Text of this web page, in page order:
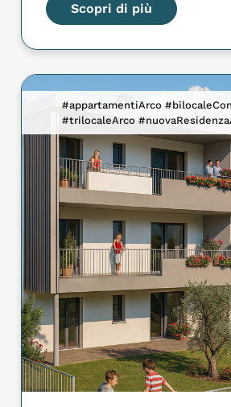
Scopri di più
#appartamentiArco
#trilocaleArco